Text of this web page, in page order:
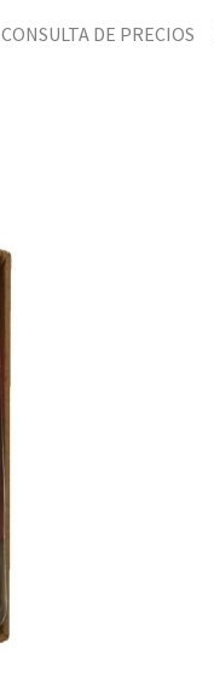
CONSULTA DE PRECIOS